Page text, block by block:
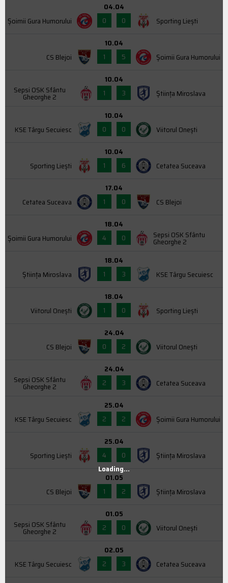
Şoimii Gura Humorului
04.04
0
0 Sporting Liești
CS Blejoi
10.04
1
5 Şoimii Gura Humorului
Sepsi OSK Sfântu
Gheorghe 2
10.04
1
3 Știința Miroslava
KSE Târgu Secuiesc
10.04
0
0 Viitorul Onești
Sporting Liești
10.04
1
6 Cetatea Suceava
Cetatea Suceava
17.04
1
0 CS Blejoi
Şoimii Gura Humorului
18.04
4
0 Sepsi OSK Sfântu
Gheorghe 2
Știința Miroslava
18.04
1
3 KSE Târgu Secuiesc
Viitorul Onești
18.04
1
0 Sporting Liești
CS Blejoi
24.04
0
2 Viitorul Onești
Sepsi OSK Sfântu
Gheorghe 2
24.04
2
3 Cetatea Suceava
KSE Târgu Secuiesc
25.04
2
2 Şoimii Gura Humorului
Sporting Liești
25.04
4
0 Știința Miroslava
CS Blejoi
01.05
1
2 Știința Miroslava
Sepsi OSK Sfântu
Gheorghe 2
01.05
2
0 Viitorul Onești
KSE Târgu Secuiesc
02.05
2
3 Cetatea Suceava
Loading...